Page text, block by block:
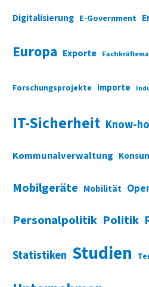
Digitalisierung E-Government
Europa Exporte
Forschungsprojekte Importe
IT-Sicherheit Know-
Kommunalverwaltung
Mobilgeräte Mobilität
Personalpolitik Politik
Statistiken Studien